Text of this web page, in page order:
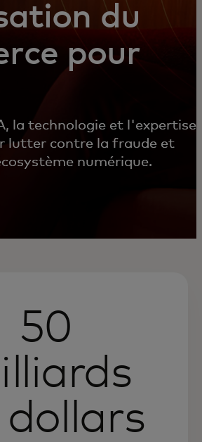
du
pour
la technologie et l'expertise
lutter contre la fraude et
numérique.
50
dollars